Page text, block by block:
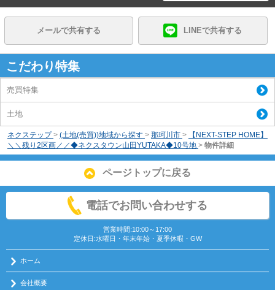
メールで共有する LINEで共有する
こだわり特集
売買特集
土地
ネクステップ > (土地(売買))地域から探す > 那珂川市 >
【NEXT-STEP HOME】
＼＼残り2区画／／◆ネクスタウン山田YUTAKA◆10号地 > 物件詳細
ページトップに戻る
電話でお問い合わせする
営業時間:10:00～17:00
定休日:水曜日・年末年始・夏季休暇・GW
ホーム
会社概要